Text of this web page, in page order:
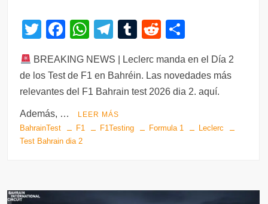
T
tt
er
F
c
e
o
o
W
at
s
p
T
e
gr
m
T
m
bl
R
d
di
m
p
tir
BREAKING NEWS | Leclerc manda en el Día 2
de los Test de F1 en Bahréin. Las novedades más
relevantes del F1 Bahrain test 2026 dia 2. aquí.
Además, … LEER MÁS
BahrainTest F1 F1Testing Formula 1
Leclerc
Test Bahrain dia 2